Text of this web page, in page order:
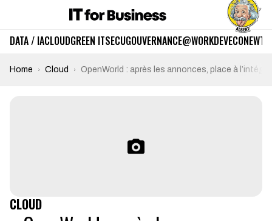
DATA / IACLOUDGREEN ITSECUGOUVERNANCE@WORKDEVECO
Home Cloud OpenWorld : après les annonces, place à
CLOUD